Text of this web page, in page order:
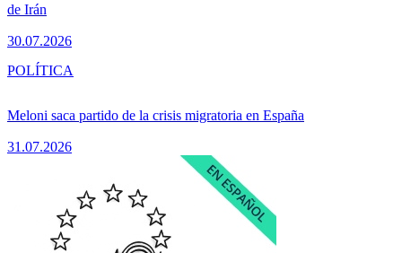
de Irán
30.07.2026
Meloni saca partido de la crisis migratoria en España
31.07.2026
POLÍTICA